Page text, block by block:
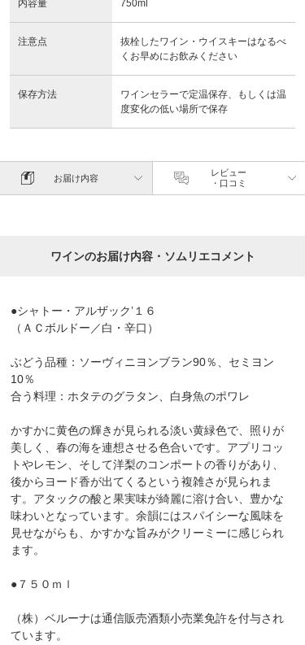
内容量 750ml
注意点
抜栓したワイン・ウイスキーはなるべ
くお早めにお飲みください
保存方法
ワインセラーで定温保存、もしくは温
度変化の低い場所で保存
お届け内容
レビュー
・口コミ
ワインのお届け内容・ソムリエコメント
●シャトー・アルザック’１６
（ＡＣボルドー／白・辛口）
ぶどう品種：ソーヴィニヨンブラン90％、セミヨン
10％
合う料理：ホタテのグラタン、白身魚のポワレ
かすかに黄色の輝きが見られる淡い黄緑色で、照りが
美しく、春の海を連想させる色合いです。アプリコッ
トやレモン、そして洋梨のコンポートの香りがあり、
後からヨード香が出てくるという複雑さが見られま
す。アタックの酸と果実味が綺麗に溶け合い、豊かな
味わいとなっています。余韻にはスパイシーな風味を
見せながらも、かすかな旨みがクリーミーに感じられ
ます。
●７５０ｍｌ
（株）ベルーナは通信販売酒類小売業免許を付与され
ています。